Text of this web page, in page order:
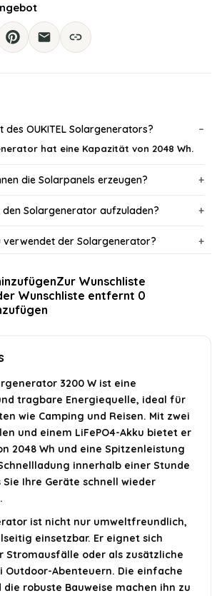
OUKITEL Solargenerators?
hat eine Kapazität von 2048 Wh.
die Solarpanels erzeugen?
den Solargenerator aufzuladen?
verwendet der Solargenerator?
des Generators?
Zur Wunschliste
Wunschliste entfernt 0
3200 W ist eine
tragbare Energiequelle, ideal für
wie Camping und Reisen. Mit zwei
und einem LiFePO4-Akku bietet er
2048 Wh und eine Spitzenleistung
innerhalb einer Stunde
Ihre Geräte schnell wieder
ist nicht nur umweltfreundlich,
einsetzbar. Er eignet sich
Stromausfälle oder als zusätzliche
Outdoor-Abenteuern. Die einfache
die robuste Bauweise machen ihn zu